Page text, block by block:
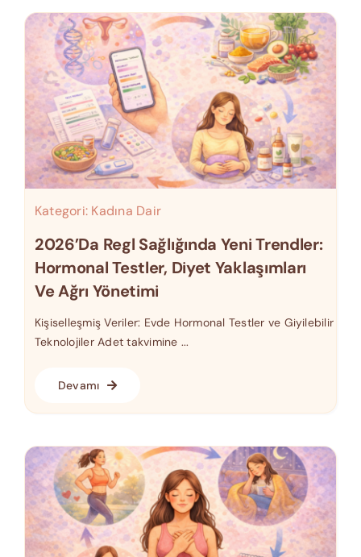
Kategori: Kadına Dair
2026’da Regl Sağlığında Yeni Trendler:
Hormonal Testler, Diyet Yaklaşımları
Ve Ağrı Yönetimi
Kişiselleşmiş Veriler: Evde Hormonal Testler ve Giyilebilir
Teknolojiler Adet takvimine ...
Devamı